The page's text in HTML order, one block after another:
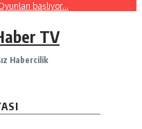
başlıyor…
TV
Habercilik